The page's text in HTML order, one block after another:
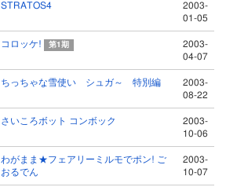
STRATOS4
2003-
01-05
コロッケ! 第1期
2003-
04-07
ちっちゃな雪使い シュガ～ 特別編
2003-
08-22
さいころボット コンボック
2003-
10-06
わがまま★フェアリーミルモでポン! ご
おるでん
2003-
10-07